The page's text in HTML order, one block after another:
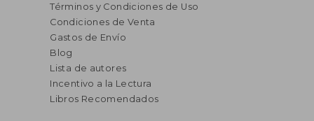
Términos y Condiciones de Uso
Condiciones de Venta
Gastos de Envío
Blog
Lista de autores
Incentivo a la Lectura
Libros Recomendados